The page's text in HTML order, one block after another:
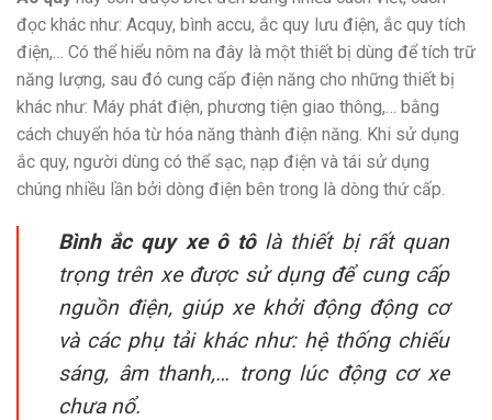
đọc khác như: Acquy, bình accu, ắc quy lưu điện, ắc quy tích
điện,… Có thể hiểu nôm na đây là một thiết bị dùng để tích trữ
năng lượng, sau đó cung cấp điện năng cho những thiết bị
khác như: Máy phát điện, phương tiện giao thông,… bằng
cách chuyển hóa từ hóa năng thành điện năng. Khi sử dụng
ắc quy, người dùng có thể sạc, nạp điện và tái sử dụng
chúng nhiều lần bởi dòng điện bên trong là dòng thứ cấp.
Bình ắc quy xe ô tôlà thiết bị rất quan
trọng trên xe được sử dụng để cung cấp
nguồn điện, giúp xe khởi động động cơ
và các phụ tải khác như: hệ thống chiếu
sáng, âm thanh,… trong lúc động cơ xe
chưa nổ.